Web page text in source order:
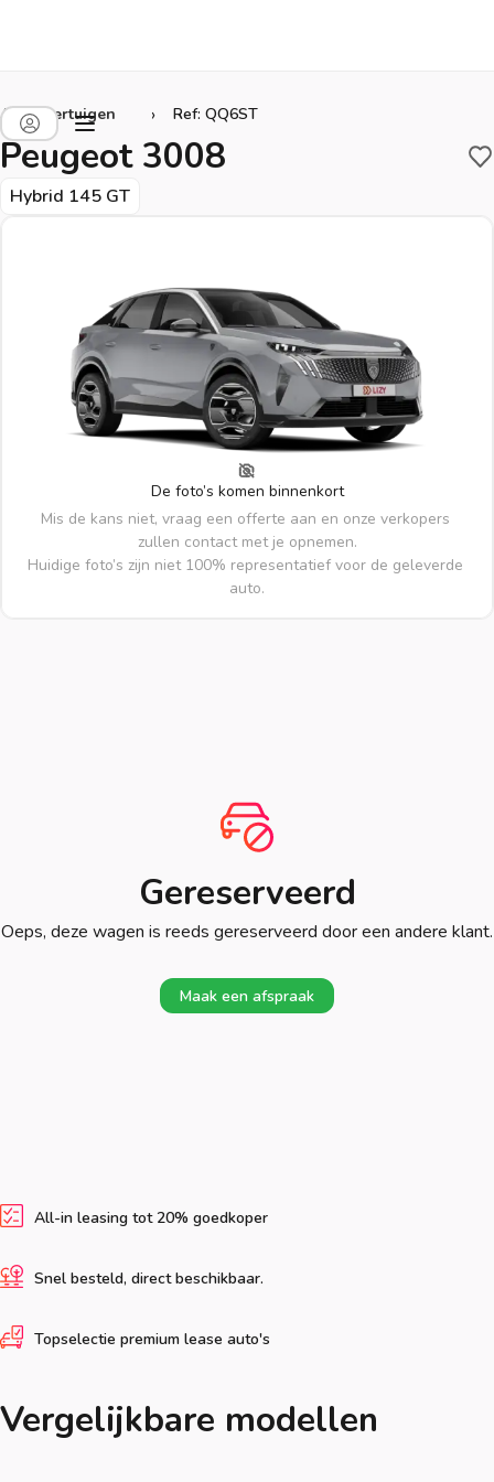
Alle voertuigen › Ref: QQ6ST
Peugeot 3008
Hybrid 145 GT
De foto’s komen binnenkort
Mis de kans niet, vraag een offerte aan en onze verkopers
zullen contact met je opnemen.
Huidige foto’s zijn niet 100% representatief voor de geleverde
auto.
Gereserveerd
Oeps, deze wagen is reeds gereserveerd door een andere klant.
Maak een afspraak
All-in leasing tot 20% goedkoper
Snel besteld, direct beschikbaar.
Topselectie premium lease auto's
Vergelijkbare modellen